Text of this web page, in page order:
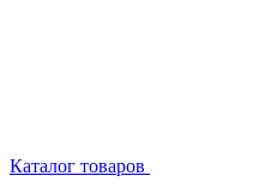
Каталог товаров